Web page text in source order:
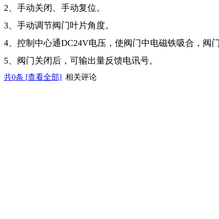
2、手动关闭、手动复位。
3、手动调节阀门叶片角度。
4、控制中心通DC24V电压，使阀门中电磁铁吸合，阀
5、阀门关闭后，可输出量反馈电讯号。
共0条 [查看全部] 相关评论